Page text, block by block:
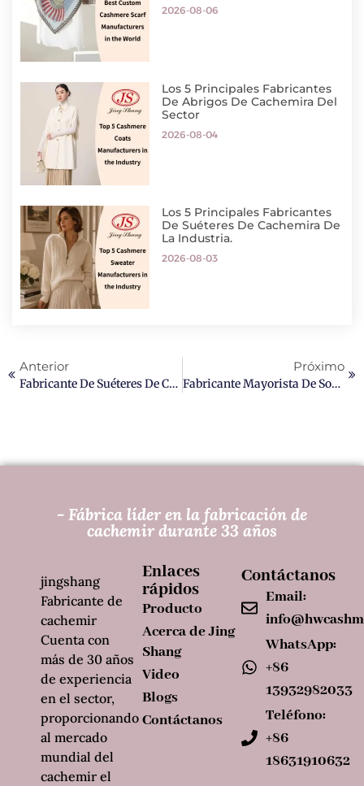
2026-08-06
Los 5 Principales Fabricantes
De Abrigos De Cachemira Del
Sector
2026-08-04
Los 5 Principales Fabricantes
De Suéteres De Cachemira De
La Industria.
2026-08-03
Anterior
Fabricante De Suéteres De Cachemir A Medida De Primera Calidad
Próximo
Fabricante Mayorista De Sombreros De Cachemir De Primera Calidad
- Fábrica líder en la fabricación de
cachemir durante 33 años
Enlaces
rápidos
Producto
Acerca de Jing
Shang
Video
Blogs
Contáctanos
Contáctanos
Email:
WhatsApp:
+86
13932982033
Teléfono:
+86
18631910632
jingshang
Fabricante de
cachemir
Cuenta con
más de 30 años
de experiencia
en el sector,
proporcionando
al mercado
mundial del
cachemir el